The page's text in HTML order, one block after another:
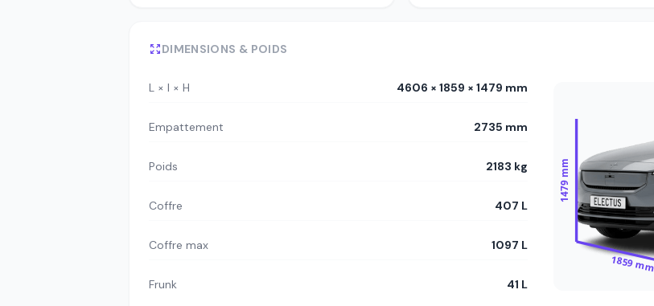
DIMENSIONS & POIDS
L × l × H 4606 × 1859 × 1479 mm
Empattement 2735 mm
Poids 2183 kg
Coffre 407 L
Coffre max 1097 L
Frunk 41 L
1479 mm
1859